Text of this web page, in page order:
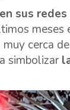
sus
cerca
simbolizar